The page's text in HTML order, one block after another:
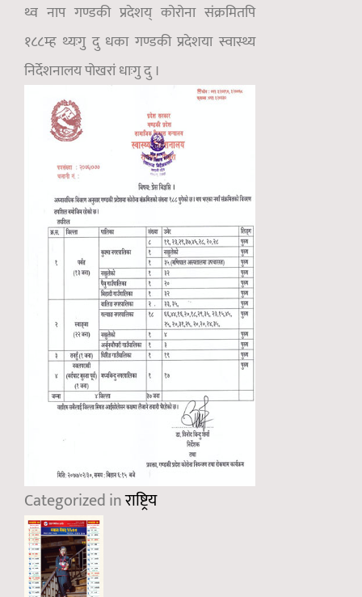
थ्व नाप गण्डकी प्रदेशय् कोरोना संक्रमितपि
१८८म्ह थ्यःगु दु धका गण्डकी प्रदेशया स्वास्थ्य
निर्देशनालय पोखरां धाःगु दु ।
Categorized inराष्ट्रिय